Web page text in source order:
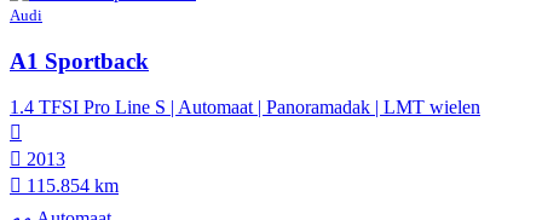
Audi
A1 Sportback
1.4 TFSI Pro Line S | Automaat | Panoramadak | LMT wielen
2013
115.854 km